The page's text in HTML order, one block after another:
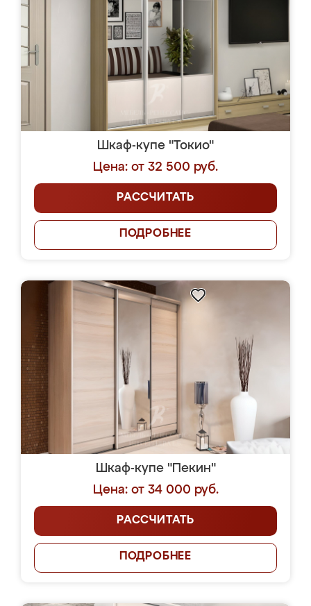
Шкаф-купе "Токио"
Цена: от 32 500 руб.
РАССЧИТАТЬ
ПОДРОБНЕЕ
Шкаф-купе "Пекин"
Цена: от 34 000 руб.
РАССЧИТАТЬ
ПОДРОБНЕЕ